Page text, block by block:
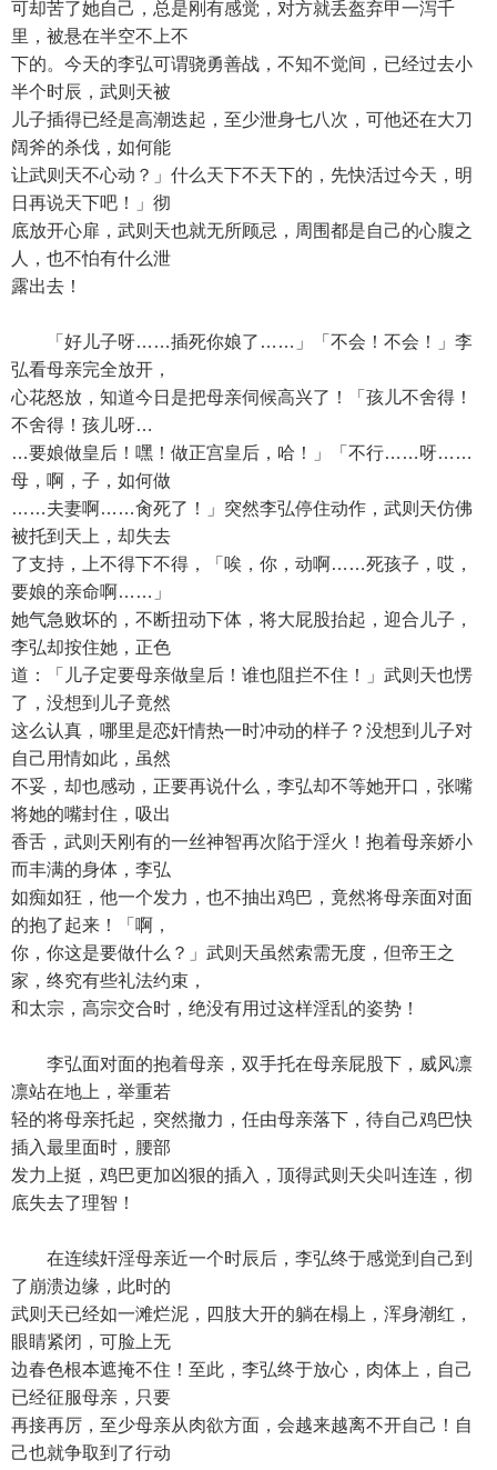
可却苦了她自己，总是刚有感觉，对方就丢盔弃甲一泻千
里，被悬在半空不上不
下的。今天的李弘可谓骁勇善战，不知不觉间，已经过去小
半个时辰，武则天被
儿子插得已经是高潮迭起，至少泄身七八次，可他还在大刀
阔斧的杀伐，如何能
让武则天不心动？」什么天下不天下的，先快活过今天，明
日再说天下吧！」彻
底放开心扉，武则天也就无所顾忌，周围都是自己的心腹之
人，也不怕有什么泄
露出去！
「好儿子呀……插死你娘了……」「不会！不会！」李
弘看母亲完全放开，
心花怒放，知道今日是把母亲伺候高兴了！「孩儿不舍得！
不舍得！孩儿呀…
…要娘做皇后！嘿！做正宫皇后，哈！」「不行……呀……
母，啊，子，如何做
……夫妻啊……肏死了！」突然李弘停住动作，武则天仿佛
被托到天上，却失去
了支持，上不得下不得，「唉，你，动啊……死孩子，哎，
要娘的亲命啊……」
她气急败坏的，不断扭动下体，将大屁股抬起，迎合儿子，
李弘却按住她，正色
道：「儿子定要母亲做皇后！谁也阻拦不住！」武则天也愣
了，没想到儿子竟然
这么认真，哪里是恋奸情热一时冲动的样子？没想到儿子对
自己用情如此，虽然
不妥，却也感动，正要再说什么，李弘却不等她开口，张嘴
将她的嘴封住，吸出
香舌，武则天刚有的一丝神智再次陷于淫火！抱着母亲娇小
而丰满的身体，李弘
如痴如狂，他一个发力，也不抽出鸡巴，竟然将母亲面对面
的抱了起来！「啊，
你，你这是要做什么？」武则天虽然索需无度，但帝王之
家，终究有些礼法约束，
和太宗，高宗交合时，绝没有用过这样淫乱的姿势！
李弘面对面的抱着母亲，双手托在母亲屁股下，威风凛
凛站在地上，举重若
轻的将母亲托起，突然撤力，任由母亲落下，待自己鸡巴快
插入最里面时，腰部
发力上挺，鸡巴更加凶狠的插入，顶得武则天尖叫连连，彻
底失去了理智！
在连续奸淫母亲近一个时辰后，李弘终于感觉到自己到
了崩溃边缘，此时的
武则天已经如一滩烂泥，四肢大开的躺在榻上，浑身潮红，
眼睛紧闭，可脸上无
边春色根本遮掩不住！至此，李弘终于放心，肉体上，自己
已经征服母亲，只要
再接再厉，至少母亲从肉欲方面，会越来越离不开自己！自
己也就争取到了行动